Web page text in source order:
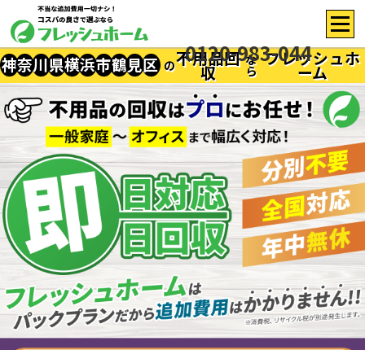
0120-983-044
神奈川県横浜市鶴見区 の不用品回
収
な
ら
フレッシュホ
ーム